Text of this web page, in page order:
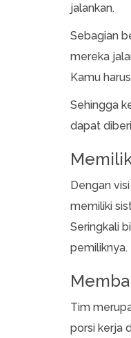
jalankan.
Sebagian
mereka
Kamu
Sehingga
dapat
Dengan
memiliki
Seringkali
pemiliknya.
Tim
porsi kerja